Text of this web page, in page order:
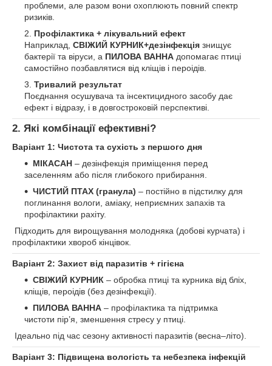
проблеми, але разом вони охоплюють повний спектр
ризиків.
Профілактика + лікувальний ефект
Наприклад, СВІЖИЙ КУРНИК+дезінфекція знищує
бактерії та віруси, а ПИЛОВА ВАННА допомагає птиці
самостійно позбавлятися від кліщів і пероідів.
Тривалий результат
Поєднання осушувача та інсектицидного засобу дає
ефект і відразу, і в довгостроковій перспективі.
2. Які комбінації ефективні?
Варіант 1: Чистота та сухість з першого дня
МІКАСАН – дезінфекція приміщення перед
заселенням або після глибокого прибирання.
ЧИСТИЙ ПТАХ (гранула) – постійно в підстилку для
поглинання вологи, аміаку, неприємних запахів та
профілактики рахіту.
Підходить для вирощування молодняка (добові курчата) і
профілактики хвороб кінцівок.
Варіант 2: Захист від паразитів + гігієна
СВІЖИЙ КУРНИК – обробка птиці та курника від бліх,
кліщів, пероідів (без дезінфекції).
ПИЛОВА ВАННА – профілактика та підтримка
чистоти пір’я, зменшення стресу у птиці.
Ідеально під час сезону активності паразитів (весна–літо).
Варіант 3: Підвищена вологість та небезпека інфекцій